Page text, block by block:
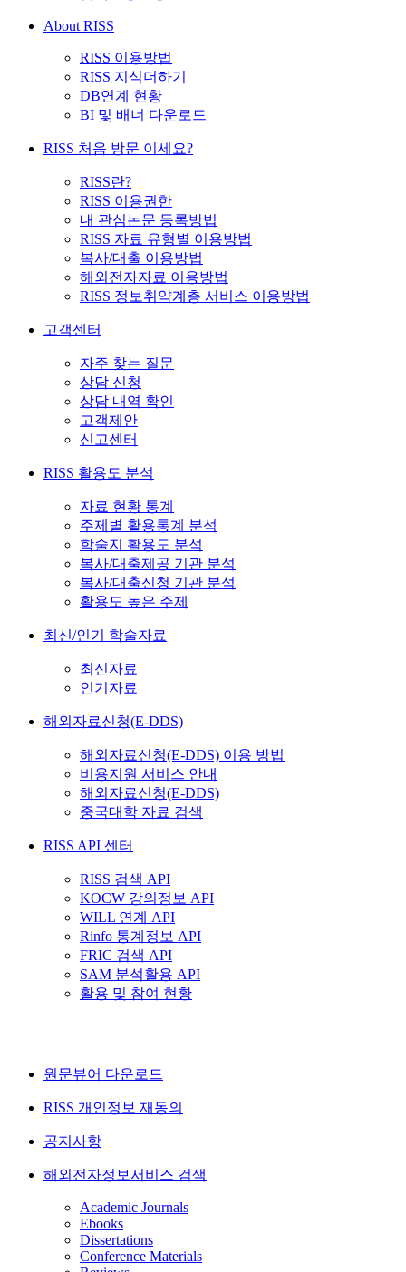
About RISS
RISS 이용방법
RISS 지식더하기
DB연계 현황
BI 및 배너 다운로드
RISS 처음 방문 이세요?
RISS란?
RISS 이용권한
내 관심논문 등록방법
RISS 자료 유형별 이용방법
복사/대출 이용방법
해외전자자료 이용방법
RISS 정보취약계층 서비스 이용방법
고객센터
자주 찾는 질문
상담 신청
상담 내역 확인
고객제안
신고센터
RISS 활용도 분석
자료 현황 통계
주제별 활용통계 분석
학술지 활용도 분석
복사/대출제공 기관 분석
복사/대출신청 기관 분석
활용도 높은 주제
최신/인기 학술자료
최신자료
인기자료
해외자료신청(E-DDS)
해외자료신청(E-DDS) 이용 방법
비용지원 서비스 안내
해외자료신청(E-DDS)
중국대학 자료 검색
RISS API 센터
RISS 검색 API
KOCW 강의정보 API
WILL 연계 API
Rinfo 통계정보 API
FRIC 검색 API
SAM 분석활용 API
활용 및 참여 현황
원문뷰어 다운로드
RISS 개인정보 재동의
공지사항
해외전자정보서비스 검색
Academic Journals
Ebooks
Dissertations
Conference Materials